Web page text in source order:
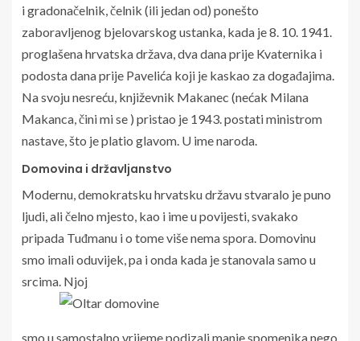
i gradonačelnik, čelnik (ili jedan od) ponešto
zaboravljenog bjelovarskog ustanka, kada je 8. 10. 1941.
proglašena hrvatska država, dva dana prije Kvaternika i
podosta dana prije Pavelića koji je kaskao za događajima.
Na svoju nesreću, književnik Makanec (nećak Milana
Makanca, čini mi se ) pristao je 1943. postati ministrom
nastave, što je platio glavom. U ime naroda.
Domovina i državljanstvo
Modernu, demokratsku hrvatsku državu stvaralo je puno
ljudi, ali čelno mjesto, kao i ime u povijesti, svakako
pripada Tuđmanu i o tome više nema spora. Domovinu
smo imali oduvijek, pa i onda kada je stanovala samo u
srcima. Njoj
smo u samostalno vrijeme podizali manje spomenika nego